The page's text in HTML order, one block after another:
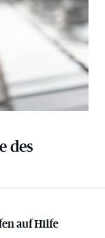
des
auf Hilfe
auf Hilfe